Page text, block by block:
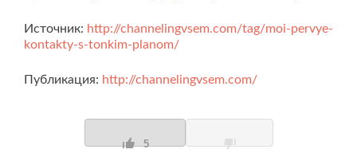
Источник: http://channelingvsem.com/tag/moi-pervye-
kontakty-s-tonkim-planom/
Публикация: http://channelingvsem.com/
5